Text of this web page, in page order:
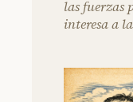
las fuerzas
interesa a